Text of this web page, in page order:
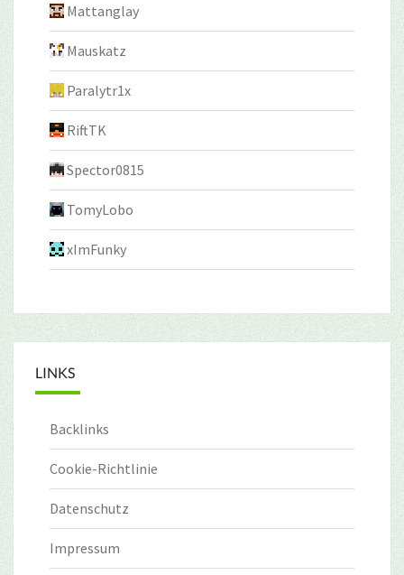
Mattanglay
Mauskatz
Paralytr1x
RiftTK
Spector0815
TomyLobo
xImFunky
LINKS
Backlinks
Cookie-Richtlinie
Datenschutz
Impressum